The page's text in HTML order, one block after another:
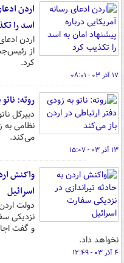
اردن
اسد را
اردن
از
کرد.
۱۷ آذر ۰۳ - ۰۸:۰۱
روته:
دبیرکل
نظامی به
می‌کند.
۱۳ آذر ۰۳ - ۱۵:۰۷
واکنش
اسرائیل
دولت
نزدیکی
و گفت
نخواهد داد.
۴ آذر ۰۳ - ۱۲:۴۹